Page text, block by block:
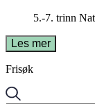
5.-7. trinn
Les mer
Frisøk